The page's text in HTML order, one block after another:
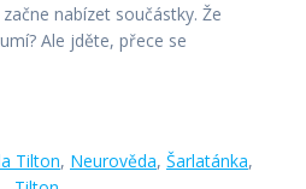
nabízet součástky. Že
Ale jděte, přece se
Tilton, Neurověda, Šarlatánka,